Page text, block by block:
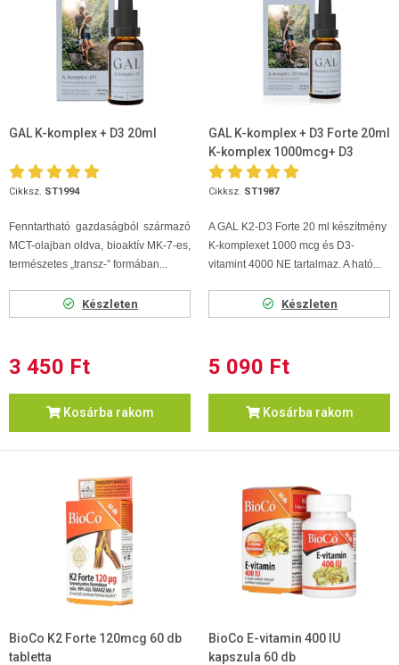
GAL K-komplex + D3 20ml
Cikksz. ST1994
Fenntartható gazdaságból származó
MCT-olajban oldva, bioaktív MK-7-es,
természetes „transz-” formában...
Készleten
3 450 Ft
Kosárba rakom
GAL K-komplex + D3 Forte 20ml
K-komplex 1000mcg+ D3
4000NE
Cikksz. ST1987
A GAL K2-D3 Forte 20 ml készítmény
K-komplexet 1000 mcg és D3-
vitamint 4000 NE tartalmaz. A ható...
Készleten
5 090 Ft
Kosárba rakom
BioCo K2 Forte 120mcg 60 db
tabletta
BioCo E-vitamin 400 IU
kapszula 60 db